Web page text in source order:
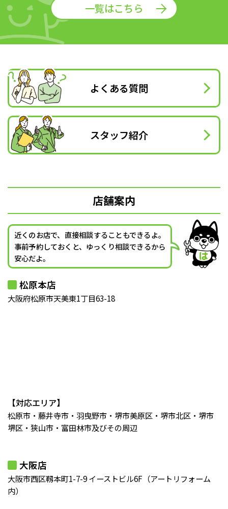
一覧はこちら
よくある質問
スタッフ紹介
店舗案内
近くのお店で、直接相談することもできるよ。
事前予約しておくと、ゆっくり相談できるから
安心だよ。
松原本店
大阪府松原市天美東1丁目63-18
【対応エリア】
松原市・藤井寺市・羽曳野市・堺市美原区・堺市北区・堺市
堺区・狭山市・富田林市及びその周辺
大阪店
大阪市西区靱本町1-7-9 イーストビル6F（アートリフォーム
内）